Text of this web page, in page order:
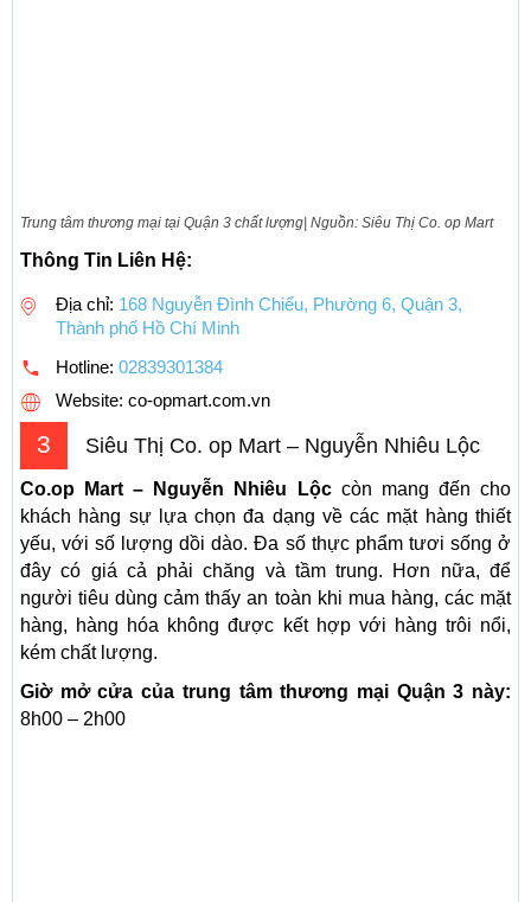
Trung tâm thương mại tại Quận 3 chất lượng| Nguồn: Siêu Thị Co. op Mart
Thông Tin Liên Hệ:
Địa chỉ: 168 Nguyễn Đình Chiểu, Phường 6, Quận 3,
Thành phố Hồ Chí Minh
Hotline: 02839301384
Website: co-opmart.com.vn
3 Siêu Thị Co. op Mart – Nguyễn Nhiêu Lộc
Co.op Mart – Nguyễn Nhiêu Lộccòn mang đến cho
khách hàng sự lựa chọn đa dạng về các mặt hàng thiết
yếu, với số lượng dồi dào. Đa số thực phẩm tươi sống ở
đây có giá cả phải chăng và tầm trung. Hơn nữa, để
người tiêu dùng cảm thấy an toàn khi mua hàng, các mặt
hàng, hàng hóa không được kết hợp với hàng trôi nổi,
kém chất lượng.
Giờ mở cửa của trung tâm thương mại Quận 3 này:
8h00 – 2h00